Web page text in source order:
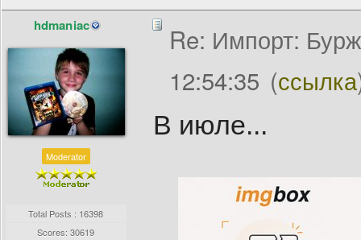
hdmaniac
Moderator
Total Posts : 16398
Scores: 30619
Re: Импорт:
12:54:35 (ссылка
В июле...